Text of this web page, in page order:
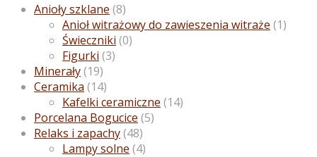
Anioły szklane (8)
Anioł witrażowy do zawieszenia witraże (1)
Świeczniki (0)
Figurki (3)
Minerały(19)
Ceramika (14)
Kafelki ceramiczne (14)
Porcelana Bogucice (5)
Relaks i zapachy(48)
Lampy solne (4)